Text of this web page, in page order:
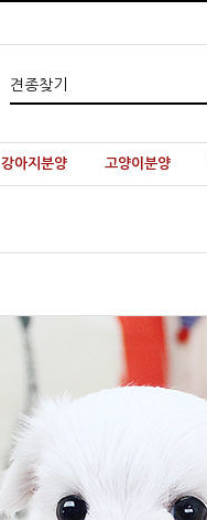
강아지분양 고양이분양